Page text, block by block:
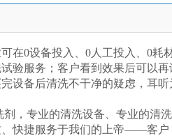
在0设备投入、0人工投入、0耗
验服务；客户看到效果后可以
设备后清洗不干净的疑虑，耳
，专业的清洗设备、专业的清
快捷服务于我们的上帝——客户